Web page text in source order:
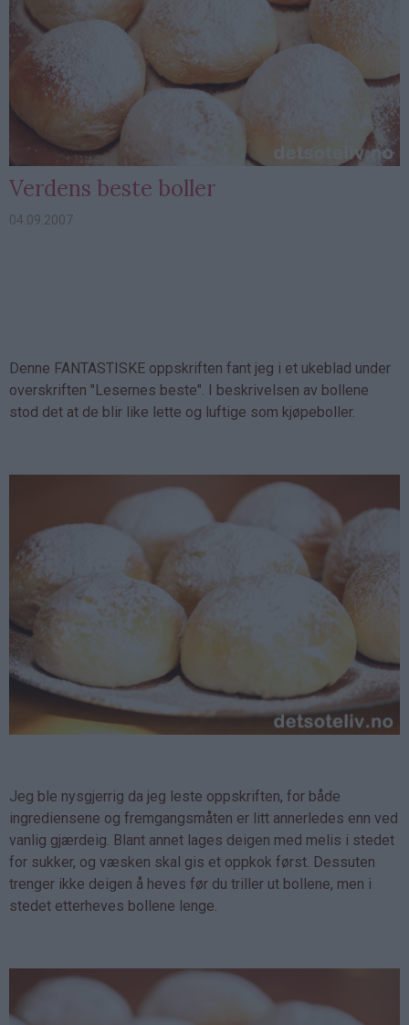
Verdens beste boller
04.09.2007
Denne FANTASTISKE oppskriften fant jeg i et ukeblad under
overskriften "Lesernes beste". I beskrivelsen av bollene
stod det at de blir like lette og luftige som kjøpeboller.
Jeg ble nysgjerrig da jeg leste oppskriften, for både
ingrediensene og fremgangsmåten er litt annerledes enn ved
vanlig gjærdeig. Blant annet lages deigen med melis i stedet
for sukker, og væsken skal gis et oppkok først. Dessuten
trenger ikke deigen å heves før du triller ut bollene, men i
stedet etterheves bollene lenge.